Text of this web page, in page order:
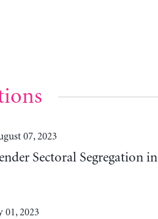
07, 2023
Sectoral Segregation
01, 2023